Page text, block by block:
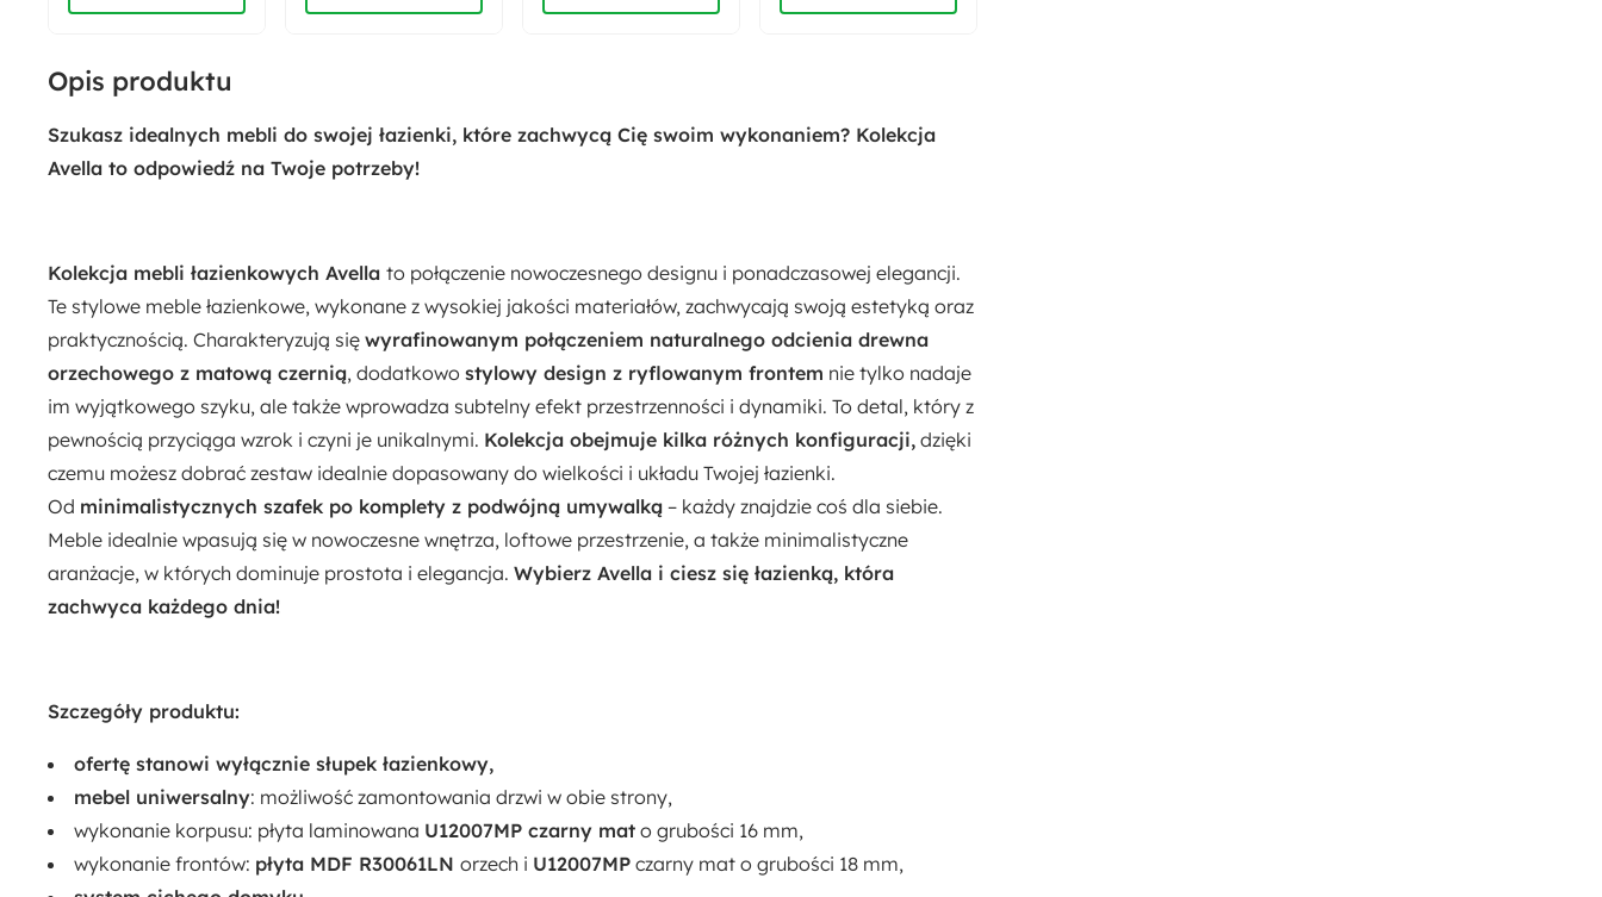
Funkcje:
Materiał:
Opis produktu
Szukasz idealnych mebli do swojej łazienki, które zachwycą Cię swoim wykonaniem? Kolekcja
Avella to odpowiedź na Twoje potrzeby!
Kolekcja mebli łazienkowych Avella to połączenie nowoczesnego designu i ponadczasowej elegancji.
Te stylowe meble łazienkowe, wykonane z wysokiej jakości materiałów, zachwycają swoją estetyką oraz
praktycznością. Charakteryzują się wyrafinowanym połączeniem naturalnego odcienia drewna
orzechowego z matową czernią, dodatkowo stylowy design z ryflowanym frontem nie tylko nadaje
im wyjątkowego szyku, ale także wprowadza subtelny efekt przestrzenności i dynamiki. To detal, który z
pewnością przyciąga wzrok i czyni je unikalnymi. Kolekcja obejmuje kilka różnych konfiguracji, dzięki
czemu możesz dobrać zestaw idealnie dopasowany do wielkości i układu Twojej łazienki.
Od minimalistycznych szafek po komplety z podwójną umywalką – każdy znajdzie coś dla siebie.
Meble idealnie wpasują się w nowoczesne wnętrza, loftowe przestrzenie, a także minimalistyczne
aranżacje, w których dominuje prostota i elegancja. Wybierz Avella i ciesz się łazienką, która
zachwyca każdego dnia!
Szczegóły produktu:
ofertę stanowi wyłącznie słupek łazienkowy,
mebel uniwersalny: możliwość zamontowania drzwi w obie strony,
wykonanie korpusu: płyta laminowana U12007MP czarny mat o grubości 16 mm,
wykonanie frontów: płyta MDF R30061LN orzech i U12007MP czarny mat o grubości 18 mm,